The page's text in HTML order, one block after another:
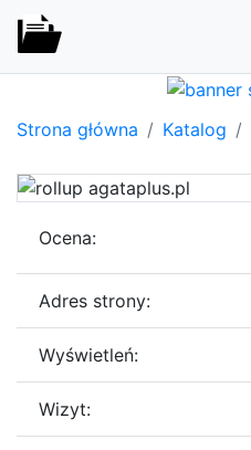
Strona główna Katalog
Ocena:
Adres strony:
Wyświetleń:
Wizyt: